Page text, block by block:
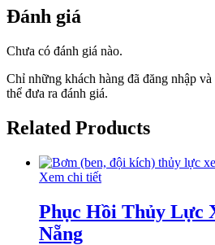
Đánh giá
Chưa có đánh giá nào.
Chỉ những khách hàng đã đăng nhập
thể đưa ra đánh giá.
Related Products
Xem chi tiết
Phục Hồi Thủy Lực
Nẵng